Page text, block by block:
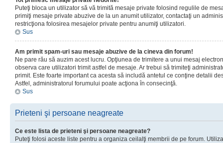
Puteţi bloca un utilizator să vă trimită mesaje private folosind regulile de
primiţi mesaje private abuzive de la un anumit utilizator, contactaţi un
restricţiona folosirea mesajelor private pentru anumiţi utilizatori.
Sus
Am primit spam-uri sau mesaje abuzive de la cineva din forum!
Ne pare rău să auzim acest lucru. Opţiunea de trimitere a unui mesaj
observa care utilizatori trimit astfel de mesaje. Ar trebui să trimiteţi
primit. Este foarte important ca acesta să includă antetul ce conţine detalii
Astfel, administratorul forumului poate acţiona în consecinţă.
Sus
Prieteni şi persoane neagreate
Ce este lista de prieteni şi persoane neagreate?
Puteţi folosi aceste liste pentru a organiza ceilalţi membrii de pe forum.